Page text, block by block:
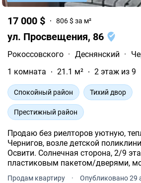
17 000 $ 806 $ за м²
ул. Просвещения, 86
Рокоссовского · Деснянский ·
1 комната
21.1 м² 2 этаж из 9
Спокойный район Тихий двор
Престижный район
Продаю без риелторов уютную,
Чернигов, возле детской
Освити. Солнечная сторона, 2/9
пластиковым пакетом/дверями,
балкон, новые современные
Продам квартиру · Опубликовано 29